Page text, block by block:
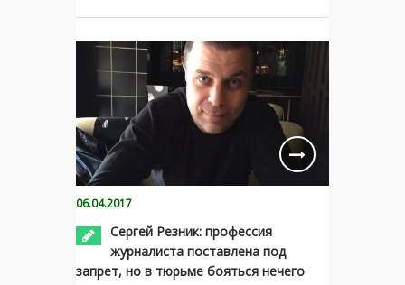
06.04.2017
Сергей Резник: профессия
журналиста поставлена под
запрет, но в тюрьме бояться нечего